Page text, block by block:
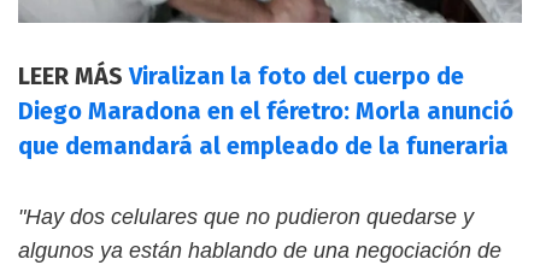
LEER MÁSViralizan la foto del cuerpo de
Diego Maradona en el féretro: Morla anunció
que demandará al empleado de la funeraria
"Hay dos celulares que no pudieron quedarse y
algunos ya están hablando de una negociación de